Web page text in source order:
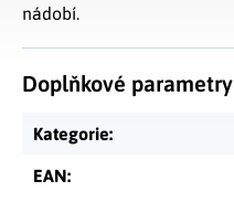
nádobí.
Doplňkové parametry
Kategorie:
EAN: